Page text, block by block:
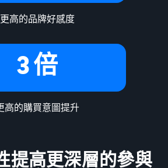
更高的品牌好感度
3 倍
高的購買意圖提升
提高更深層的參與